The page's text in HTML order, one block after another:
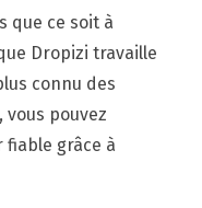
que ce soit à
Dropizi travaille
connu des
pouvez
grâce à